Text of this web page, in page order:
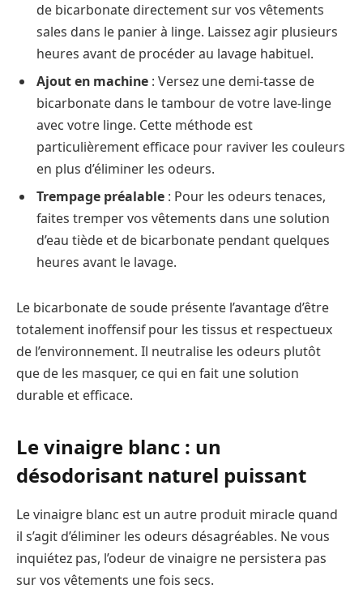
de bicarbonate directement sur vos vêtements
sales dans le panier à linge. Laissez agir plusieurs
heures avant de procéder au lavage habituel.
Ajout en machine : Versez une demi-tasse de
bicarbonate dans le tambour de votre lave-linge
avec votre linge. Cette méthode est
particulièrement efficace pour raviver les couleurs
en plus d’éliminer les odeurs.
Trempage préalable : Pour les odeurs tenaces,
faites tremper vos vêtements dans une solution
d’eau tiède et de bicarbonate pendant quelques
heures avant le lavage.
Le bicarbonate de soude présente l’avantage d’être
totalement inoffensif pour les tissus et respectueux
de l’environnement. Il neutralise les odeurs plutôt
que de les masquer, ce qui en fait une solution
durable et efficace.
Le vinaigre blanc : un
désodorisant naturel puissant
Le vinaigre blanc est un autre produit miracle quand
il s’agit d’éliminer les odeurs désagréables. Ne vous
inquiétez pas, l’odeur de vinaigre ne persistera pas
sur vos vêtements une fois secs.